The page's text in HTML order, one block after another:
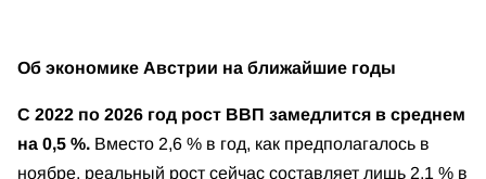
Об экономике Австрии на ближайшие годы
С 2022 по 2026 год рост ВВП замедлится в среднем
на 0,5 %. Вместо 2,6 % в год, как предполагалось в
ноябре, реальный рост сейчас составляет лишь 2,1 % в